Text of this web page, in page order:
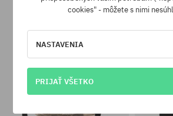
univerzálna veľkosťcookies" - môžete s nimi
NASTAVENIA
PRIJAŤ VŠETKO